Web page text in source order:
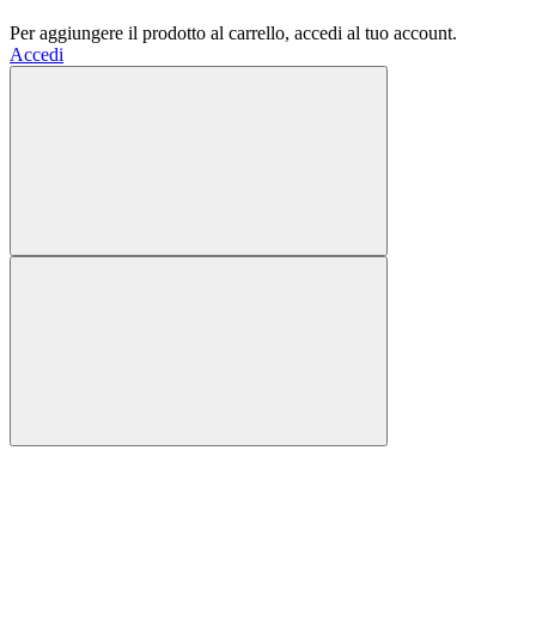
Per aggiungere il prodotto al carrello, accedi al tuo account.
Accedi